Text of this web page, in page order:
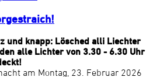
und knapp: Lösched alli Liechter
alle Lichter von 3.30 - 6.30 Uhr
am Montag, 23. Februar 2026